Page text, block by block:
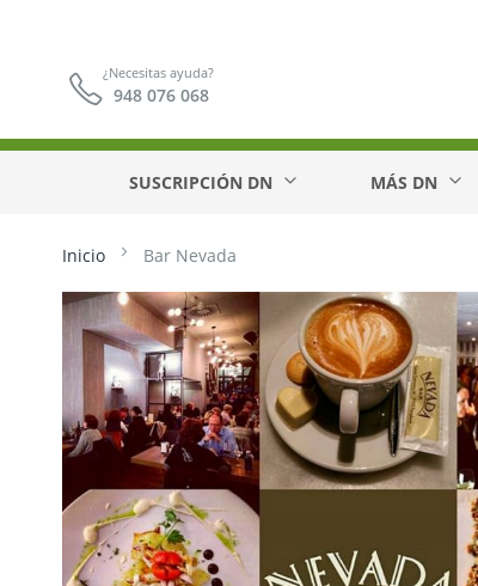
¿Necesitas ayuda?
948 076 068
SUSCRIPCIÓN DN MÁS DN
Inicio Bar Nevada
Saltar
al
galería
de
imágenes